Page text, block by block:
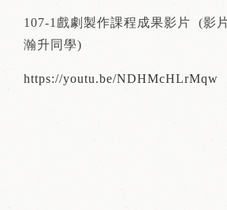
107-1戲劇製作課程成果影片 (影
瀚升同學)
https://youtu.be/NDHMcHLrMqw